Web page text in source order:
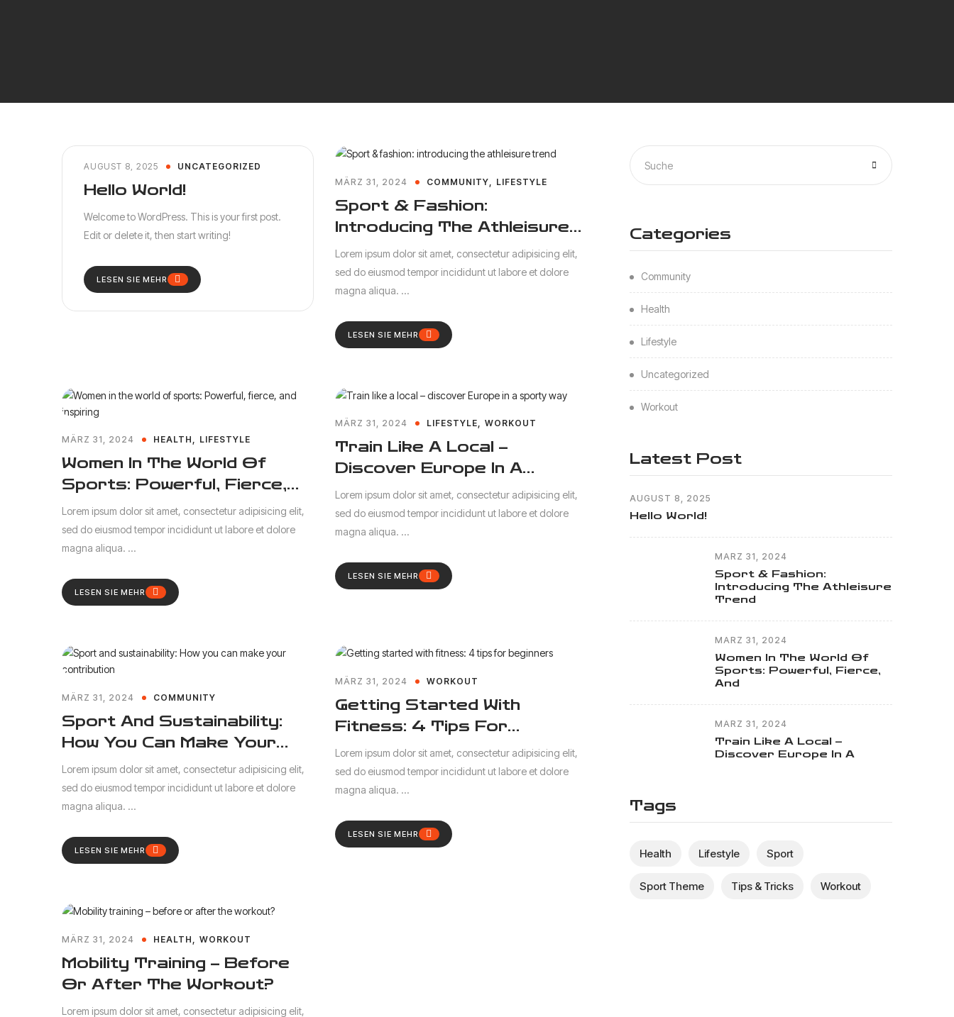
AUGUST 8, 2025 UNCATEGORIZED
Hello World!
Welcome to WordPress. This is your first post.
Edit or delete it, then start writing!
LESEN SIE MEHR
MÄRZ 31, 2024 COMMUNITY LIFESTYLE
Sport & Fashion:
Introducing The Athleisure
Trend
Lorem ipsum dolor sit amet, consectetur adipisicing elit,
sed do eiusmod tempor incididunt ut labore et dolore
magna aliqua. ...
LESEN SIE MEHR
MÄRZ 31, 2024 HEALTH LIFESTYLE
Women In The World Of
Sports: Powerful, Fierce,
And Inspiring
Lorem ipsum dolor sit amet, consectetur adipisicing elit,
sed do eiusmod tempor incididunt ut labore et dolore
magna aliqua. ...
LESEN SIE MEHR
MÄRZ 31, 2024 LIFESTYLE WORKOUT
Train Like A Local –
Discover Europe In A
Sporty Way
Lorem ipsum dolor sit amet, consectetur adipisicing elit,
sed do eiusmod tempor incididunt ut labore et dolore
magna aliqua. ...
LESEN SIE MEHR
MÄRZ 31, 2024 COMMUNITY
Sport And Sustainability:
How You Can Make Your
Contribution
Lorem ipsum dolor sit amet, consectetur adipisicing elit,
sed do eiusmod tempor incididunt ut labore et dolore
magna aliqua. ...
LESEN SIE MEHR
MÄRZ 31, 2024 WORKOUT
Getting Started With
Fitness: 4 Tips For
Beginners
Lorem ipsum dolor sit amet, consectetur adipisicing elit,
sed do eiusmod tempor incididunt ut labore et dolore
magna aliqua. ...
LESEN SIE MEHR
MÄRZ 31, 2024 HEALTH WORKOUT
Mobility Training – Before
Or After The Workout?
Lorem ipsum dolor sit amet, consectetur adipisicing elit,
Categories
Community
Health
Lifestyle
Uncategorized
Workout
Latest Post
AUGUST 8, 2025
Hello World!
MÄRZ 31, 2024
Sport & Fashion:
Introducing The Athleisure
Trend
MÄRZ 31, 2024
Women In The World Of
Sports: Powerful, Fierce,
And
MÄRZ 31, 2024
Train Like A Local –
Discover Europe In A
Tags
Health Lifestyle Sport
Sport Theme Tips & Tricks Workout